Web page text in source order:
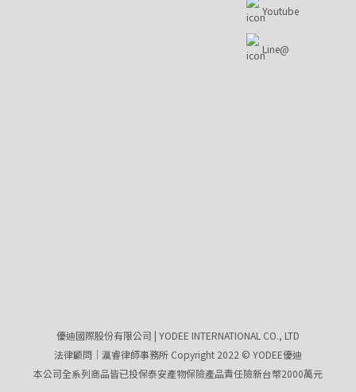
Youtube
Line@
優迪國際股份有限公司 | YODEE INTERNATIONAL CO., LTD
法律顧問｜瀛睿律師事務所 Copyright 2022 © YODEE優迪
本公司全系列商品皆已投保泰安產物保險產品責任險新台幣2000萬元